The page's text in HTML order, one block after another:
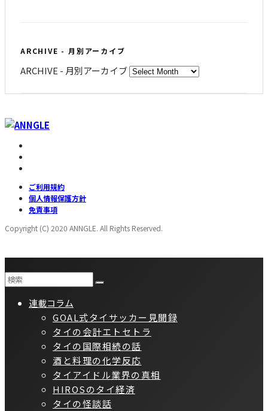
ARCHIVE - 月別アーカイブ
ARCHIVE - 月別アーカイブ
ご利用規約
個人情報保護方針
免責事項
Copyright (C) 2020 ANNGLE. All Rights Reserved.
連載コラム
GOAL式タイサッカー見聞録
タイの会計エトセトラ
タイの国際相続の話
酒と料理の化学反応
タイアイドル業界の真相
HIROSのタイ経済
タイの怪談話